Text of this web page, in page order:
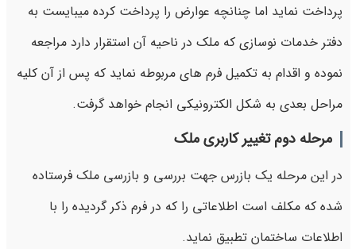
پرداخت نماید اما چنانچه عوارض را پرداخت کرده میبایست به
دفتر خدمات نوسازی که ملک در ناحیه آن استقرار دارد مراجعه
نموده و اقدام به تکمیل فرم های مربوطه نماید که پس از آن کلیه
مراحل بعدی به شکل الکترونیکی انجام خواهد گرفت.
مرحله دوم تغییر کاربری ملک
در این مرحله یک بازرس جهت بررسی و بازرسی ملک فرستاده
شده که مکلف است اطلاعاتی را که در فرم ذکر گردیده را با
اطلاعات ساختمان تطبیق نماید.